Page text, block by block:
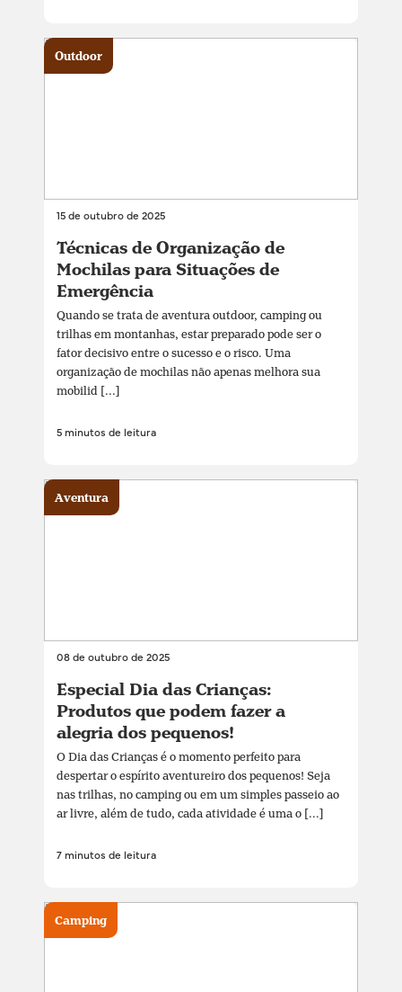
15 de outubro de 2025
Técnicas de Organização de
Mochilas para Situações de
Emergência
Quando se trata de aventura outdoor, camping ou
trilhas em montanhas, estar preparado pode ser o
fator decisivo entre o sucesso e o risco. Uma
organização de mochilas não apenas melhora sua
mobilid [...]
5 minutos de leitura
Outdoor
08 de outubro de 2025
Especial Dia das Crianças:
Produtos que podem fazer a
alegria dos pequenos!
O Dia das Crianças é o momento perfeito para
despertar o espírito aventureiro dos pequenos! Seja
nas trilhas, no camping ou em um simples passeio ao
ar livre, além de tudo, cada atividade é uma o [...]
7 minutos de leitura
Aventura
Camping